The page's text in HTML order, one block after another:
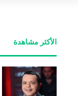
الأكثر مشاهدة